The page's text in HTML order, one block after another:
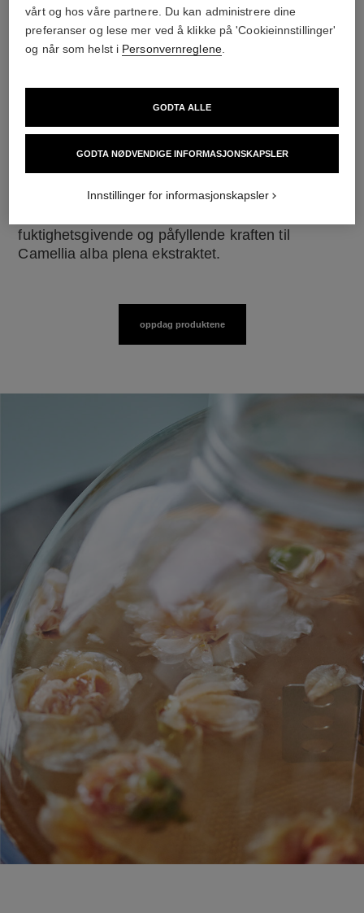
DRÅPE FOR DRÅPE
For å bevare de dyrebare aktive ingrediensene,
bruker CHANEL mikrofluidisk teknologi. Denne
formel, er opphavet til HYDRA BEAUTY serien.
Kamelia mikrodråper går umiddelbart i ett med
fuktighetsgivende og påfyllende kraften til
Camellia alba plena ekstraktet.
oppdag produktene
vårt og hos våre partnere. Du kan administrere dine
preferanser og lese mer ved å klikke på 'Cookieinnstillinger'
og når som helst i Personvernreglene.
GODTA NØDVENDIGE INFORMASJONSKAPSLER
GODTA ALLE
Innstillinger for informasjonskapsler